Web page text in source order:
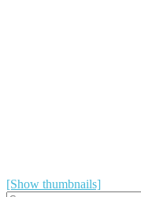
[Show thumbnails]